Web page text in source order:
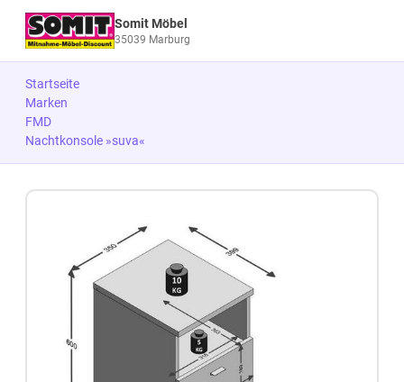
Somit Möbel
35039 Marburg
Startseite
Marken
FMD
Nachtkonsole »suva«